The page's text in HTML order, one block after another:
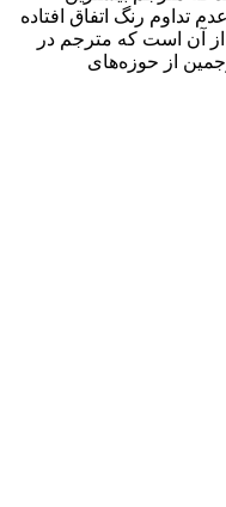
تداوم رنگ اتفاق افتاده‌
آن است که مترجم در
از حوزه‌های